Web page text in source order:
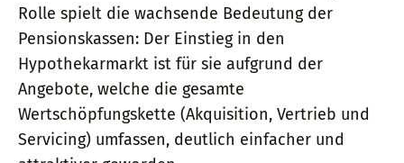
Rolle spielt die wachsende Bedeutung der
Pensionskassen: Der Einstieg in den
Hypothekarmarkt ist für sie aufgrund der
Angebote, welche die gesamte
Wertschöpfungskette (Akquisition, Vertrieb und
Servicing) umfassen, deutlich einfacher und